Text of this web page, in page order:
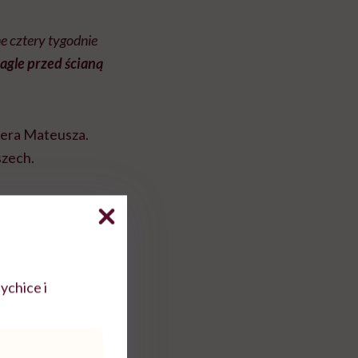
cztery tygodnie
przed ścianą
Mateusza.
Spojrzałam wtedy
do bycia tu i
. Niektóre
i